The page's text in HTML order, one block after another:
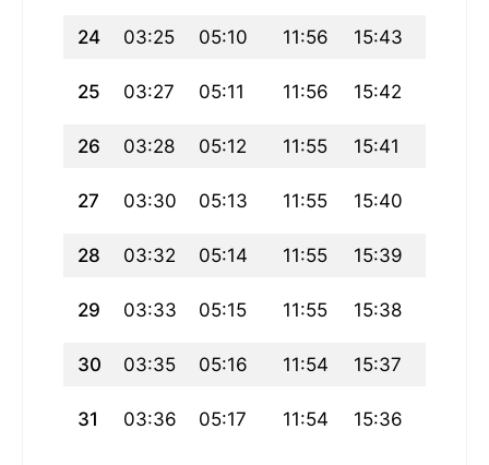
24 03:25 05:10 11:56 15:43
25 03:27 05:11 11:56 15:42
26 03:28 05:12 11:55 15:41
27 03:30 05:13 11:55 15:40
28 03:32 05:14 11:55 15:39
29 03:33 05:15 11:55 15:38
30 03:35 05:16 11:54 15:37
31 03:36 05:17 11:54 15:36